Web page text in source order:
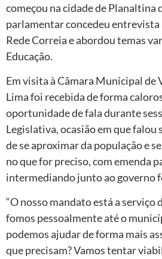
começou na cidade de Planaltina
parlamentar concedeu entrevista
Rede Correia e abordou temas
Educação.
Em visita à Câmara Municipal de
Lima foi recebida de forma
oportunidade de fala durante
Legislativa, ocasião em que falou
de se aproximar da população e
no que for preciso, com emenda
intermediando junto ao governo
“O nosso mandato está a serviço
fomos pessoalmente até o
podemos ajudar de forma mais
que precisam? Vamos tentar